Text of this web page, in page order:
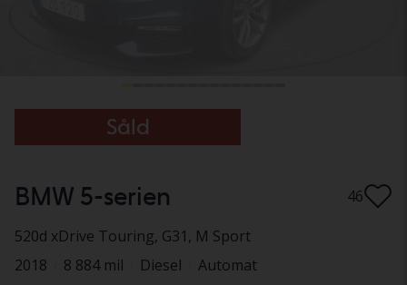
Såld
BMW 5-serien
46
520d xDrive Touring, G31, M Sport
2018
8 884 mil Diesel Automat